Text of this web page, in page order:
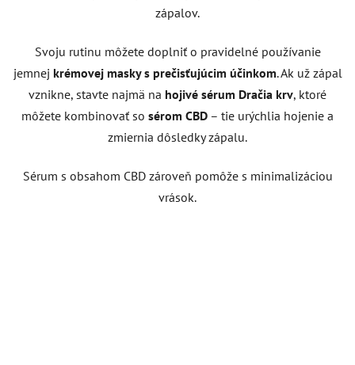
zápalov.
Svoju rutinu môžete doplniť o pravidelné používanie
jemnej krémovej masky s prečisťujúcim účinkom. Ak už zápal
vznikne, stavte najmä na hojivé sérum Dračia krv, ktoré
môžete kombinovať so sérom CBD – tie urýchlia hojenie a
zmiernia dôsledky zápalu.
Sérum s obsahom CBD zároveň pomôže s minimalizáciou
vrások.